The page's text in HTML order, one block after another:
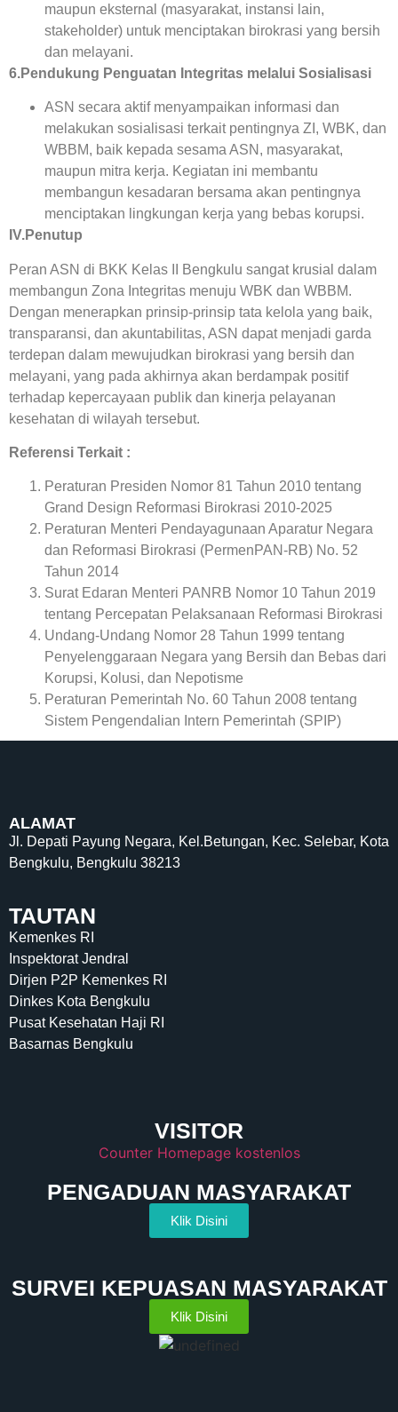
maupun eksternal (masyarakat, instansi lain,
stakeholder) untuk menciptakan birokrasi yang bersih
dan melayani.
6.Pendukung Penguatan Integritas melalui Sosialisasi
ASN secara aktif menyampaikan informasi dan
melakukan sosialisasi terkait pentingnya ZI, WBK, dan
WBBM, baik kepada sesama ASN, masyarakat,
maupun mitra kerja. Kegiatan ini membantu
membangun kesadaran bersama akan pentingnya
menciptakan lingkungan kerja yang bebas korupsi.
IV.Penutup
Peran ASN di BKK Kelas II Bengkulu sangat krusial dalam
membangun Zona Integritas menuju WBK dan WBBM.
Dengan menerapkan prinsip-prinsip tata kelola yang baik,
transparansi, dan akuntabilitas, ASN dapat menjadi garda
terdepan dalam mewujudkan birokrasi yang bersih dan
melayani, yang pada akhirnya akan berdampak positif
terhadap kepercayaan publik dan kinerja pelayanan
kesehatan di wilayah tersebut.
Referensi Terkait :
Peraturan Presiden Nomor 81 Tahun 2010 tentang
Grand Design Reformasi Birokrasi 2010-2025
Peraturan Menteri Pendayagunaan Aparatur Negara
dan Reformasi Birokrasi (PermenPAN-RB) No. 52
Tahun 2014
Surat Edaran Menteri PANRB Nomor 10 Tahun 2019
tentang Percepatan Pelaksanaan Reformasi Birokrasi
Undang-Undang Nomor 28 Tahun 1999 tentang
Penyelenggaraan Negara yang Bersih dan Bebas dari
Korupsi, Kolusi, dan Nepotisme
Peraturan Pemerintah No. 60 Tahun 2008 tentang
Sistem Pengendalian Intern Pemerintah (SPIP)
ALAMAT
Jl. Depati Payung Negara, Kel.Betungan, Kec. Selebar, Kota
Bengkulu, Bengkulu 38213
TAUTAN
Kemenkes RI
Inspektorat Jendral
Dirjen P2P Kemenkes RI
Dinkes Kota Bengkulu
Pusat Kesehatan Haji RI
Basarnas Bengkulu
VISITOR
Counter Homepage kostenlos
PENGADUAN MASYARAKAT
Klik Disini
SURVEI KEPUASAN MASYARAKAT
Klik Disini